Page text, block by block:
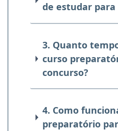
de estudar para
3. Quanto
curso
concurso?
4. Como
preparatório